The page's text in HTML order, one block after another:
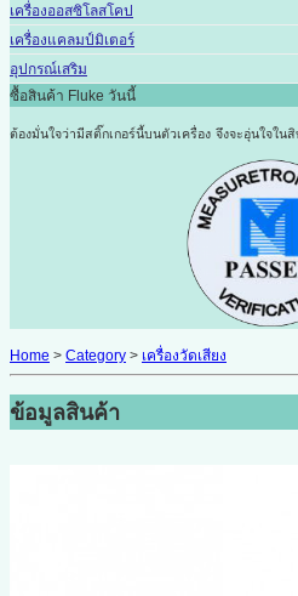
เครื่องออสซิโลสโคป
เครื่องแคลมป์มิเตอร์
อุปกรณ์เสริม
ซื้อสินค้า Fluke วันนี้
ต้องมั่นใจว่ามีสติ๊กเกอร์นี้บนตัวเครื่อง จึงจะอุ่นใจใน
Home > Category > เครื่องวัดเสียง
ข้อมูลสินค้า